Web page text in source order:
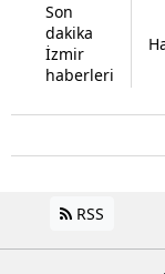
Son
dakika
İzmir
haberleri
RSS